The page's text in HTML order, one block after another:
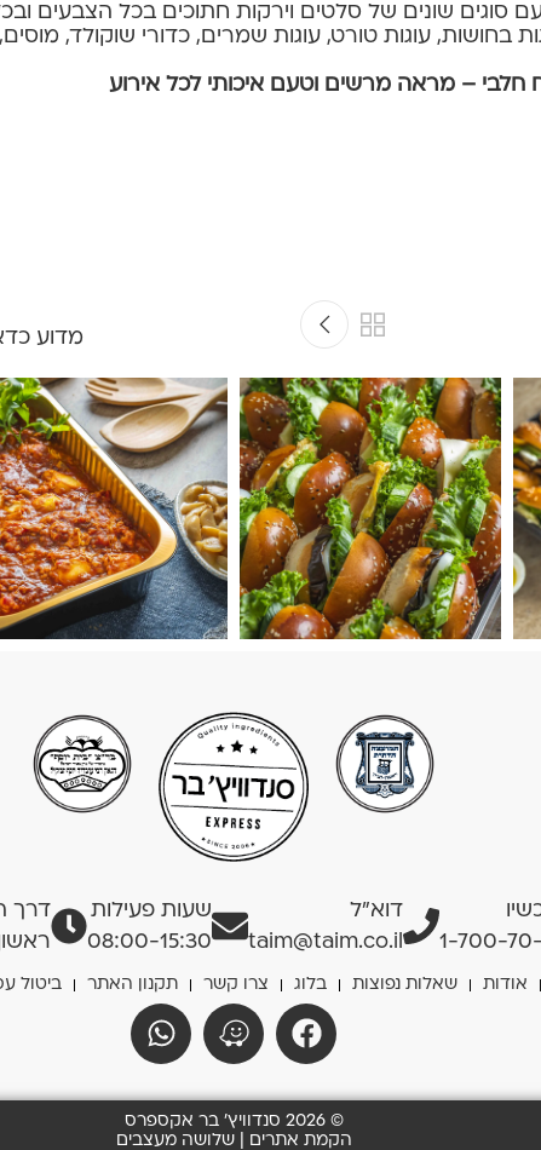
סוגים שונים של סלטים וירקות חתוכים בכל הצבעים
בחושות, עוגות טורט, עוגות שמרים, כדורי שוקולד,
חלבי – מראה מרשים וטעם איכותי לכל אירוע
מדוע
1-700-
דוא”ל
taim@taim.co.il
שעות פעילות
08:00-15:30
דרך
ראשון
אודות שאלות נפוצות בלוג צרו קשר תקנון האתר ביטול
© 2026 סנדוויץ' בר אקספרס
הקמת אתרים | שלושה מעצבים